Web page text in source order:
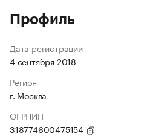
Профиль
Дата регистрации
4 сентября 2018
Регион
г. Москва
ОГРНИП
318774600475154